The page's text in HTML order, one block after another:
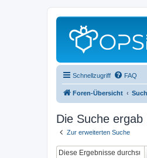
Schnellzugriff FAQ
Foren-Übersicht
Die Suche
Zur erweiterten Suche